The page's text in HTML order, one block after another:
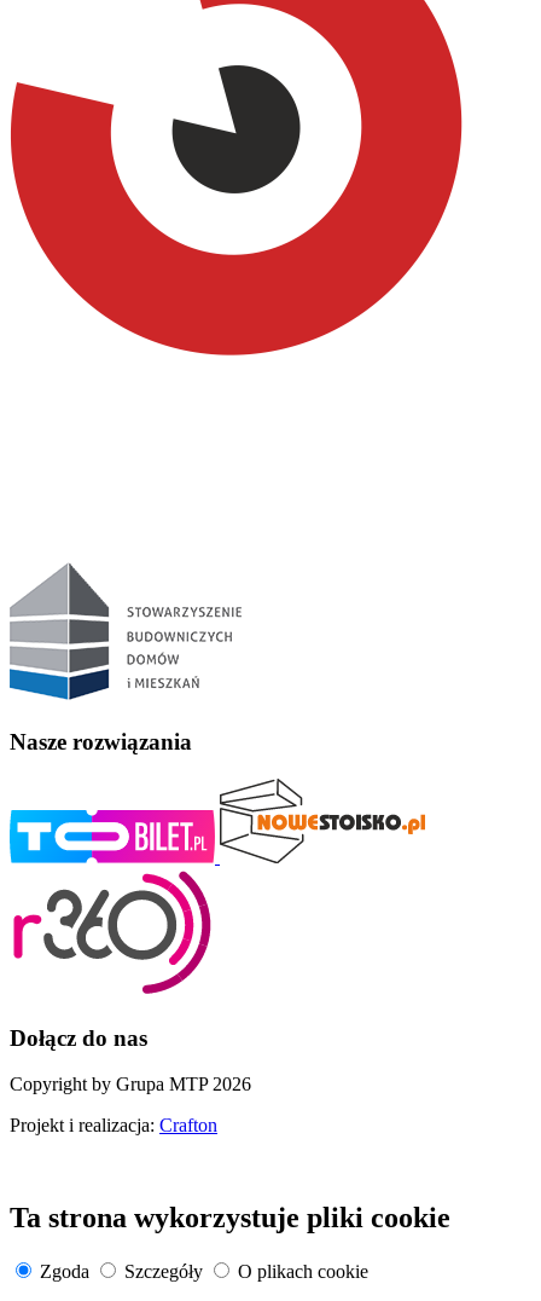
Nasze rozwiązania
Dołącz do nas
Copyright by Grupa MTP 2026
Projekt i realizacja: Crafton
Ta strona wykorzystuje pliki cookie
Zgoda Szczegóły
O plikach cookie